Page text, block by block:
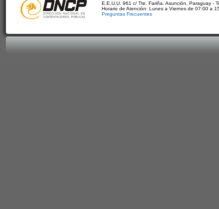
E.E.U.U. 961 c/ Tte. Fariña. Asunción, Paraguay -
Horario de Atención: Lunes a Viernes de 07:00 a
Preguntas Frecuentes